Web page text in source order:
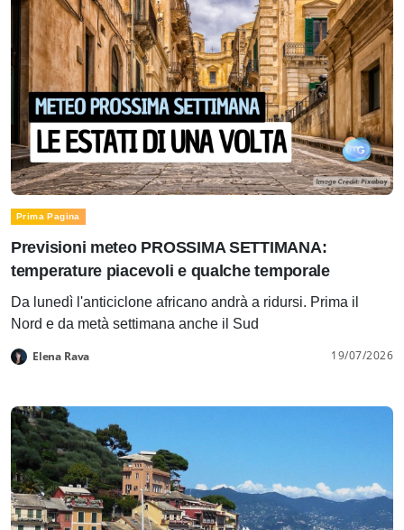
Prima Pagina
Previsioni meteo PROSSIMA SETTIMANA:
temperature piacevoli e qualche temporale
Da lunedì l'anticiclone africano andrà a ridursi. Prima il
Nord e da metà settimana anche il Sud
Elena Rava 19/07/2026